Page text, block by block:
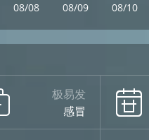
08/08 08/09 08/10
极易发
感冒